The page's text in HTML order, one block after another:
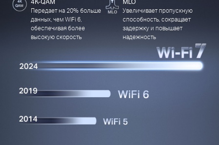
Передает на 20% больше
данных, чем WiFi 6,
обеспечивая более
высокую скорость
Увеличивает пропускную
способность, сокращает
задержку и повышает
надежность